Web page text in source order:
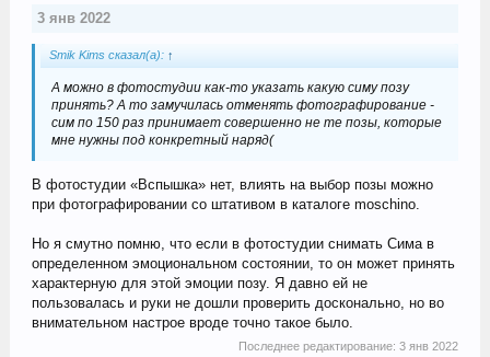
3 янв 2022
Smik Kims сказал(а): ↑
А можно в фотостудии как-то указать какую симу позу
принять? А то замучилась отменять фотографирование -
сим по 150 раз принимает совершенно не те позы, которые
мне нужны под конкретный наряд(
В фотостудии «Вспышка» нет, влиять на выбор позы можно
при фотографировании со штативом в каталоге moschino.
Но я смутно помню, что если в фотостудии снимать Сима в
определенном эмоциональном состоянии, то он может принять
характерную для этой эмоции позу. Я давно ей не
пользовалась и руки не дошли проверить досконально, но во
внимательном настрое вроде точно такое было.
Последнее редактирование:3 янв 2022